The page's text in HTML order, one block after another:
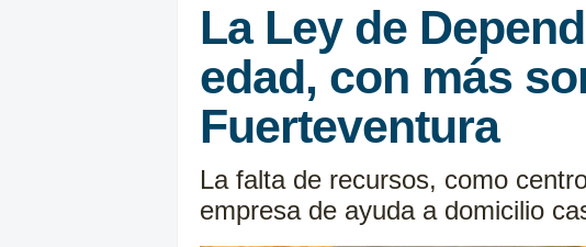
La Ley de
edad, con más
Fuerteventura
La falta de recursos, como
empresa de ayuda a domicilio